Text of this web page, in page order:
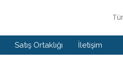
Satış Ortaklığı İletişim